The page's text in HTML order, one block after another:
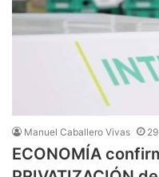
Manuel Caballero Vivas
ECONOMÍA